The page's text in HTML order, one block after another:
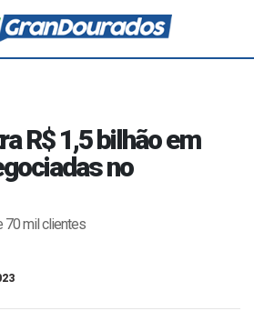
R$ 1,5 bilhão em
no
70 mil clientes